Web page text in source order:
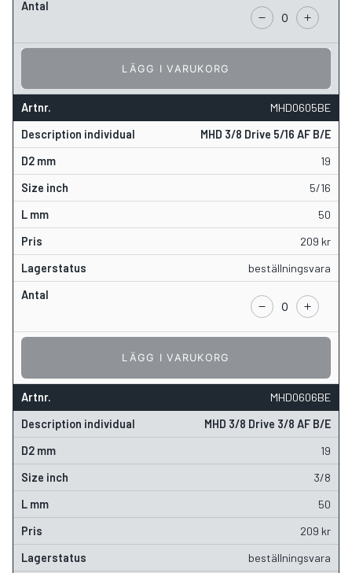
LÄGG I VARUKORG
MHD0605BE
MHD 3/8 Drive 5/16 AF B/E
19
5/16
50
209 kr
beställningsvara
LÄGG I VARUKORG
MHD0606BE
MHD 3/8 Drive 3/8 AF B/E
19
3/8
50
209 kr
beställningsvara